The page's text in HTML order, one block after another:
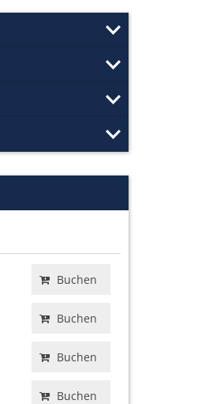
Buchen
Buchen
Buchen
Buchen